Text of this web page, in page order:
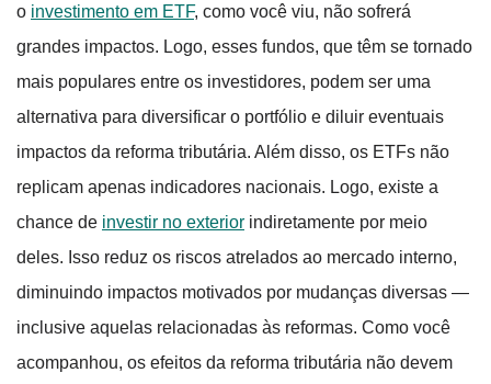
o investimento em ETF, como você viu, não sofrerá
grandes impactos. Logo, esses fundos, que têm se tornado
mais populares entre os investidores, podem ser uma
alternativa para diversificar o portfólio e diluir eventuais
impactos da reforma tributária. Além disso, os ETFs não
replicam apenas indicadores nacionais. Logo, existe a
chance de investir no exterior indiretamente por meio
deles. Isso reduz os riscos atrelados ao mercado interno,
diminuindo impactos motivados por mudanças diversas —
inclusive aquelas relacionadas às reformas. Como você
acompanhou, os efeitos da reforma tributária não devem